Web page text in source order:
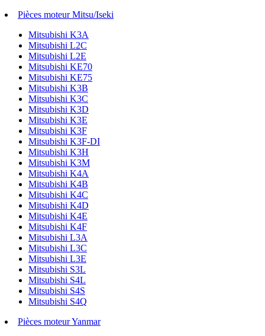
Pièces moteur Mitsu/Iseki
Mitsubishi K3A
Mitsubishi L2C
Mitsubishi L2E
Mitsubishi KE70
Mitsubishi KE75
Mitsubishi K3B
Mitsubishi K3C
Mitsubishi K3D
Mitsubishi K3E
Mitsubishi K3F
Mitsubishi K3F-DI
Mitsubishi K3H
Mitsubishi K3M
Mitsubishi K4A
Mitsubishi K4B
Mitsubishi K4C
Mitsubishi K4D
Mitsubishi K4E
Mitsubishi K4F
Mitsubishi L3A
Mitsubishi L3C
Mitsubishi L3E
Mitsubishi S3L
Mitsubishi S4L
Mitsubishi S4S
Mitsubishi S4Q
Pièces moteur Yanmar